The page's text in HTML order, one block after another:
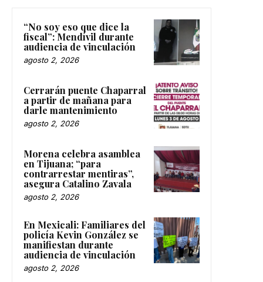
“No soy eso que dice la
fiscal”: Mendívil durante
audiencia de vinculación
agosto 2, 2026
Cerrarán puente Chaparral
a partir de mañana para
darle mantenimiento
agosto 2, 2026
Morena celebra asamblea
en Tijuana; “para
contrarrestar mentiras”,
asegura Catalino Zavala
agosto 2, 2026
En Mexicali: Familiares del
policía Kevin González se
manifiestan durante
audiencia de vinculación
agosto 2, 2026